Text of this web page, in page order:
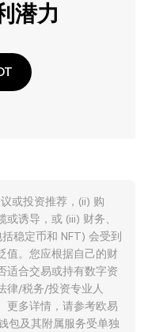
潜力
或投资推荐，(ii) 购
诱导，或 (iii) 财务、
稳定币和 NFT) 会受到
值。您应根据自己的财
适合交易或持有数字资
律/税务/投资专业人
更多详情，请参考欧易
包及其附属服务受单独